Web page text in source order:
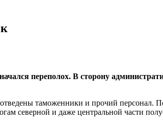
переполох. В сторону
таможенники и прочий персонал.
северной и даже центральной части